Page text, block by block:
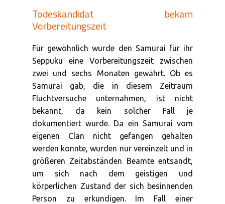
Todeskandidat bekam
Vorbereitungszeit
Für gewöhnlich wurde den Samurai für ihr
Seppuku eine Vorbereitungszeit zwischen
zwei und sechs Monaten gewährt. Ob es
Samurai gab, die in diesem Zeitraum
Fluchtversuche unternahmen, ist nicht
bekannt, da kein solcher Fall je
dokumentiert wurde. Da ein Samurai vom
eigenen Clan nicht gefangen gehalten
werden konnte, wurden nur vereinzelt und in
größeren Zeitabständen Beamte entsandt,
um sich nach dem geistigen und
körperlichen Zustand der sich besinnenden
Person zu erkundigen. Im Fall einer